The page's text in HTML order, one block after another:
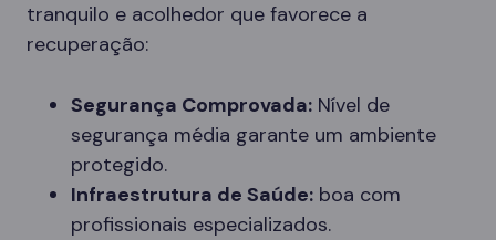
tranquilo e acolhedor que favorece a
recuperação:
Segurança Comprovada: Nível de
segurança média garante um ambiente
protegido.
Infraestrutura de Saúde: boa com
profissionais especializados.